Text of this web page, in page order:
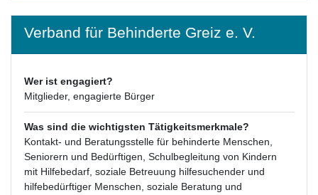
Verband für Behinderte Greiz e. V.
Wer ist engagiert?
Mitglieder, engagierte Bürger
Was sind die wichtigsten Tätigkeitsmerkmale?
Kontakt- und Beratungsstelle für behinderte Menschen,
Seniorern und Bedürftigen, Schulbegleitung von Kindern
mit Hilfebedarf, soziale Betreuung hilfesuchender und
hilfebedürftiger Menschen, soziale Beratung und